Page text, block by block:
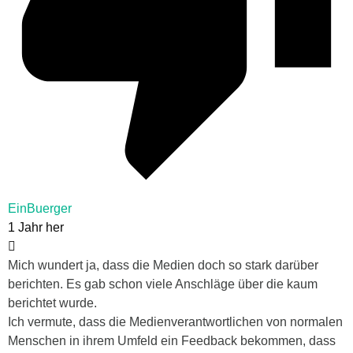
EinBuerger
1 Jahr her
Mich wundert ja, dass die Medien doch so stark darüber
berichten. Es gab schon viele Anschläge über die kaum
berichtet wurde.
Ich vermute, dass die Medienverantwortlichen von normalen
Menschen in ihrem Umfeld ein Feedback bekommen, dass